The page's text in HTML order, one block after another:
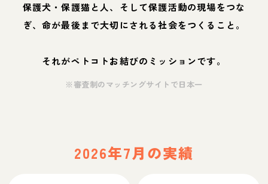
保護犬・保護猫と人、そして保護活動の現場をつな
ぎ、命が最後まで大切にされる社会をつくること。
それがペトコトお結びのミッションです。
※審査制のマッチングサイトで日本一
2026年7月の実績